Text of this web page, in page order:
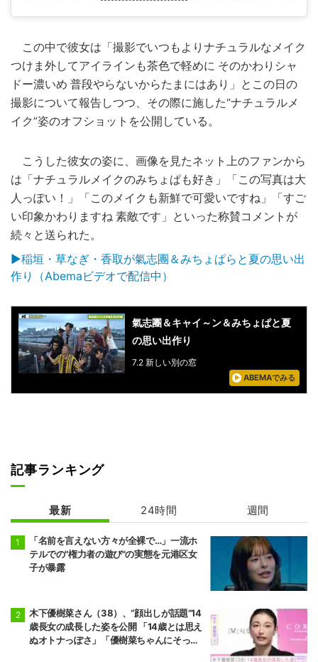
この中で彼女は「撮影でいつもよりナチュラルなメイク
つけま外してアイラインも茶色で軽めに そのかわりシャ
ドー濃いめ 普段やらないからたまにはあり」とこの日の
撮影について報告しつつ、その際に施した“ナチュラルメ
イク”姿のオフショットを公開している。
こうした彼女の姿に、画像を見たネット上のファンから
は「ナチュラルメイクのみちょぱも好き」「この写真は大
人っぽい！」「このメイクも新鮮で可愛いですね」「すご
い印象かわりますね 素敵です」といった称賛コメントが
続々と送られた。
▶稲垣・草なぎ・香取が︎氣志團＆みちょぱらと夏の思い出
作り（Abemaビデオで配信中）
氣志團＆キャイ～ン＆みちょぱと夏
の思い出作り
7.2 新しい別の窓
ABEMAでみる
記事ランキング
最新 24時間 週間
「名前を言えない方々が全裸で…」一流ホ
テルでの"権力者の遊び"の実態を元港区女
子が暴露
木下優樹菜さん（38）、“顔出しが話題”14
歳長女の成長した姿を公開 「14歳とは思え
ぬオトナっぽさ」「優樹菜ちゃんにそっく